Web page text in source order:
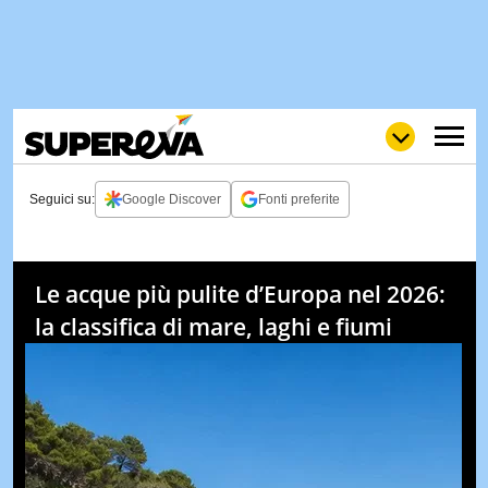
NEWS
STORIE
VIDEO
Seguici su: Google Discover Fonti preferite
Le acque più pulite d’Europa nel 2026:
la classifica di mare, laghi e fiumi